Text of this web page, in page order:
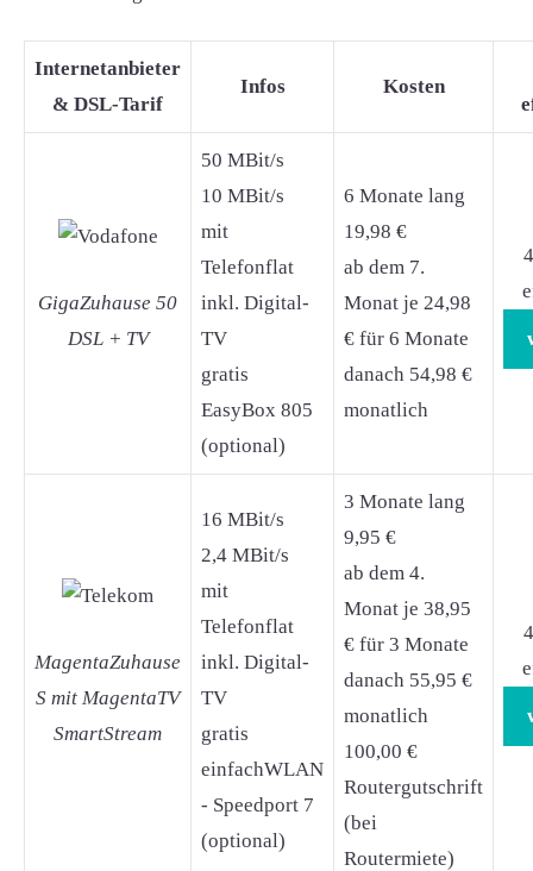
Internetanbieter
& DSL-Tarif
Infos Kosten
GigaZuhause 50
DSL + TV
50 MBit/s
10 MBit/s
mit
Telefonflat
inkl. Digital-
TV
gratis
EasyBox 805
(optional)
6 Monate lang
19,98 €
ab dem 7.
Monat je 24,98
€ für 6 Monate
danach 54,98 €
monatlich
MagentaZuhause
S mit MagentaTV
SmartStream
16 MBit/s
2,4 MBit/s
mit
Telefonflat
inkl. Digital-
TV
gratis
einfachWLAN
- Speedport 7
(optional)
3 Monate lang
9,95 €
ab dem 4.
Monat je 38,95
€ für 3 Monate
danach 55,95 €
monatlich
100,00 €
Routergutschrift
(bei
Routermiete)